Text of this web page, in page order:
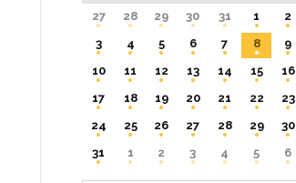
27 28 29 30 31 1
2
3
4 5 6 7 8
9
10
11 12 13 14 15
16
17
18 19 20 21 22
23
24
25 26 27 28 29
30
31
1 2 3 4 5 6